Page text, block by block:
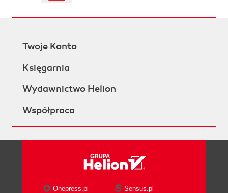
Twoje Konto
Księgarnia
Wydawnictwo Helion
Współpraca
Onepress.pl
Sensus.pl